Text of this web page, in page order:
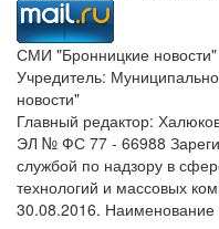
СМИ "Бронницкие
Учредитель:
новости"
Главный редактор:
ЭЛ № ФС 77 - 66988
службой по надзору в
технологий и массовых
30.08.2016.